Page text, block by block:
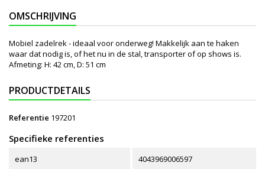
OMSCHRIJVING
Mobiel zadelrek - ideaal voor onderweg! Makkelijk aan te haken
waar dat nodig is, of het nu in de stal, transporter of op shows is.
Afmeting: H: 42 cm, D: 51 cm
PRODUCTDETAILS
Referentie 197201
Specifieke referenties
ean13 4043969006597